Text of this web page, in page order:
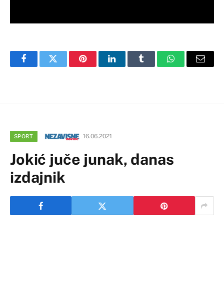
FacebookTwitter PinterestLinkedInTumblr WhatsAppEmail
SPORT 16.06.2021
Jokić juče junak, danas
izdajnik